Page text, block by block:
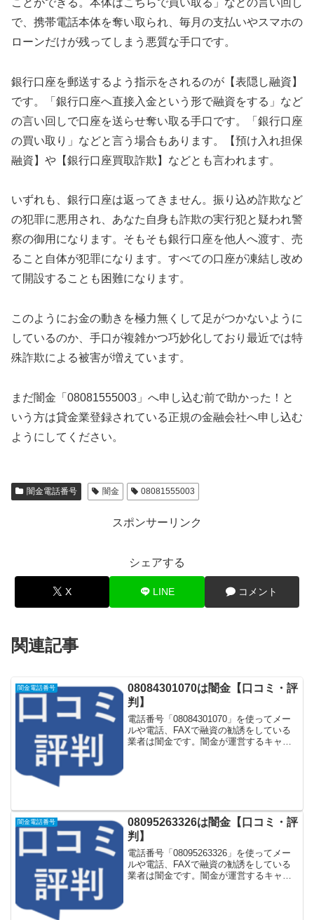
で、携帯電話本体を奪い取られ、毎月の支払いやスマホの
ローンだけが残ってしまう悪質な手口です。
銀行口座を郵送するよう指示をされるのが【表隠し融資】
です。「銀行口座へ直接入金という形で融資をする」など
の言い回しで口座を送らせ奪い取る手口です。「銀行口座
の買い取り」などと言う場合もあります。【預け入れ担保
融資】や【銀行口座買取詐欺】などとも言われます。
いずれも、銀行口座は返ってきません。振り込め詐欺など
の犯罪に悪用され、あなた自身も詐欺の実行犯と疑われ警
察の御用になります。そもそも銀行口座を他人へ渡す、売
ること自体が犯罪になります。すべての口座が凍結し改め
て開設することも困難になります。
このようにお金の動きを極力無くして足がつかないように
しているのか、手口が複雑かつ巧妙化しており最近では特
殊詐欺による被害が増えています。
まだ闇金「08081555003」へ申し込む前で助かった！と
いう方は貸金業登録されている正規の金融会社へ申し込む
ようにしてください。
闇金電話番号 闇金 08081555003
スポンサーリンク
シェアする
X LINE コメント
関連記事
闇金電話番号
08084301070は闇金【口コミ・評
判】
電話番号「08084301070」を使ってメー
ルや電話、FAXで融資の勧誘をしている
業者は闇金です。闇金が運営するキャッ
闇金電話番号
08095263326は闇金【口コミ・評
判】
電話番号「08095263326」を使ってメー
ルや電話、FAXで融資の勧誘をしている
業者は闇金です。闇金が運営するキャッ